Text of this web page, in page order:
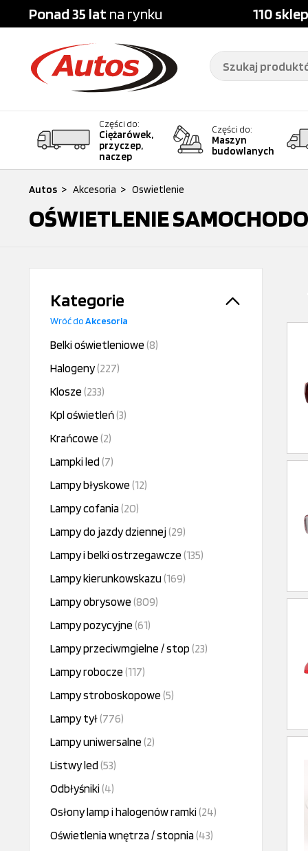
Ponad 35 lat na rynku 110
Części do:
Ciężarówek,
przyczep,
naczep
Części do:
Maszyn
budowlanych
Autos > Akcesoria > Oswietlenie
OŚWIETLENIE
Kategorie
Wróć doAkcesoria
Belki oświetleniowe (8)
Halogeny(227)
Klosze (233)
Kpl oświetleń(3)
Krańcowe (2)
Lampki led(7)
Lampy błyskowe (12)
Lampy cofania(20)
Lampy do jazdy dziennej(29)
Lampy i belki ostrzegawcze (135)
Lampy kierunkowskazu(169)
Lampy obrysowe (809)
Lampy pozycyjne (61)
Lampy przeciwmgielne / stop (23)
Lampy robocze (117)
Lampy stroboskopowe (5)
Lampy tył(776)
Lampy uniwersalne (2)
Listwy led(53)
Odbłyśniki(4)
Osłony lamp i halogenów ramki(24)
Oświetlenia wnętrza / stopnia(43)